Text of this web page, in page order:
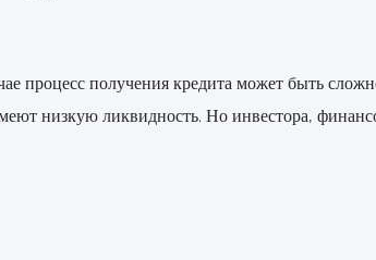
процесс получения кредита может быть
низкую ликвидность. Но инвестора,